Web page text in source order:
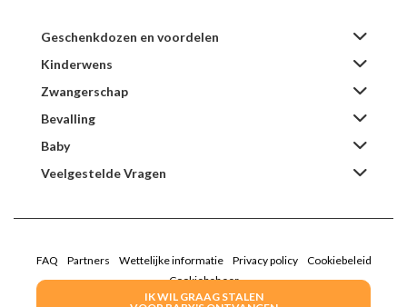
IK WIL GRAAG STALEN
Geschenkdozen en voordelen
Kinderwens
Zwangerschap
Bevalling
Baby
Veelgestelde Vragen
FAQ Partners Wettelijke informatie Privacy policy
Cookiebeleid
Cookiebeheer